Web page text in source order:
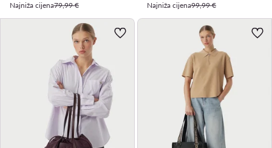
Najniža cijena79,99 € Najniža cijena99,99 €